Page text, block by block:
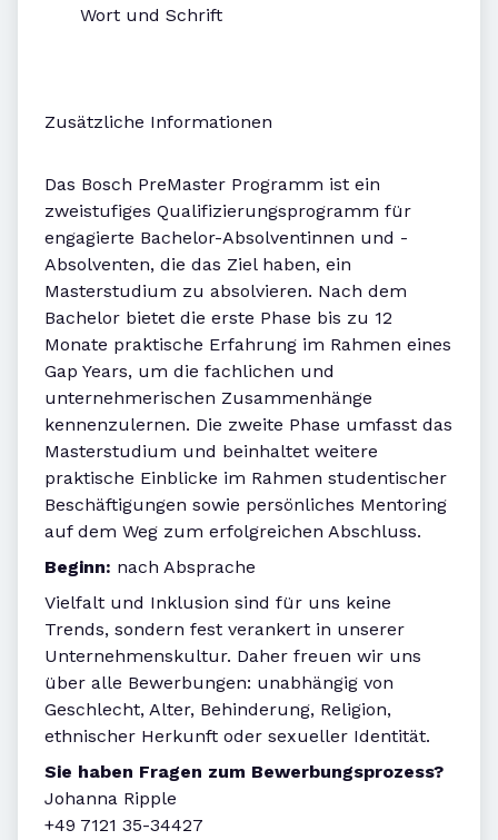
Wort und Schrift
Zusätzliche Informationen
Das Bosch PreMaster Programm ist ein
zweistufiges Qualifizierungsprogramm für
engagierte Bachelor-Absolventinnen und -
Absolventen, die das Ziel haben, ein
Masterstudium zu absolvieren. Nach dem
Bachelor bietet die erste Phase bis zu 12
Monate praktische Erfahrung im Rahmen eines
Gap Years, um die fachlichen und
unternehmerischen Zusammenhänge
kennenzulernen. Die zweite Phase umfasst das
Masterstudium und beinhaltet weitere
praktische Einblicke im Rahmen studentischer
Beschäftigungen sowie persönliches Mentoring
auf dem Weg zum erfolgreichen Abschluss.
Beginn: nach Absprache
Vielfalt und Inklusion sind für uns keine
Trends, sondern fest verankert in unserer
Unternehmenskultur. Daher freuen wir uns
über alle Bewerbungen: unabhängig von
Geschlecht, Alter, Behinderung, Religion,
ethnischer Herkunft oder sexueller Identität.
Sie haben Fragen zum Bewerbungsprozess?
Johanna Ripple
+49 7121 35-34427